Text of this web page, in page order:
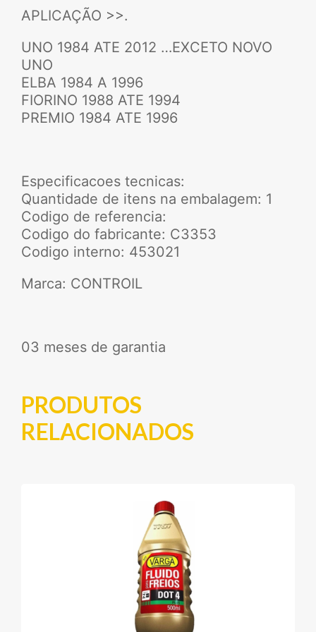
APLICAÇÃO >>.
UNO 1984 ATE 2012 …EXCETO NOVO
UNO
ELBA 1984 A 1996
FIORINO 1988 ATE 1994
PREMIO 1984 ATE 1996
Especificacoes tecnicas:
Quantidade de itens na embalagem: 1
Codigo de referencia:
Codigo do fabricante: C3353
Codigo interno: 453021
Marca: CONTROIL
03 meses de garantia
PRODUTOS
RELACIONADOS